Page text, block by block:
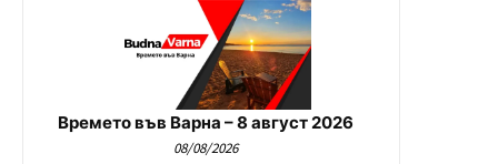
Времето във Варна – 8 август 2026
08/08/2026